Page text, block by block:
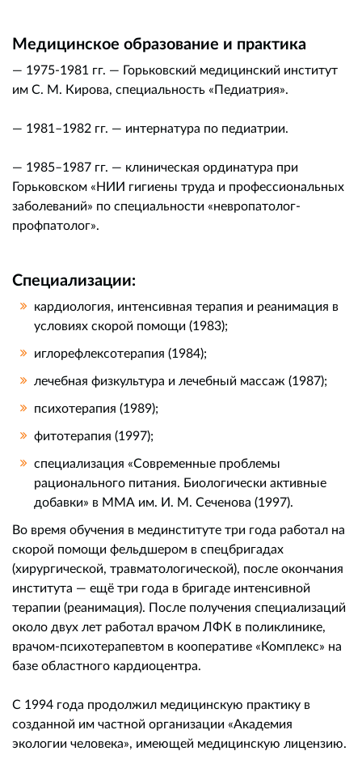
Медицинское образование и практика
— 1975-1981 гг. — Горьковский медицинский институт
им С. М. Кирова, специальность «Педиатрия».
— 1981–1982 гг. — интернатура по педиатрии.
— 1985–1987 гг. — клиническая ординатура при
Горьковском «НИИ гигиены труда и профессиональных
заболеваний» по специальности «невропатолог-
профпатолог».
Специализации:
кардиология, интенсивная терапия и реанимация в
условиях скорой помощи (1983);
иглорефлексотерапия (1984);
лечебная физкультура и лечебный массаж (1987);
психотерапия (1989);
фитотерапия (1997);
специализация «Современные проблемы
рационального питания. Биологически активные
добавки» в ММА им. И. М. Сеченова (1997).
Во время обучения в мединституте три года работал на
скорой помощи фельдшером в спецбригадах
(хирургической, травматологической), после окончания
института — ещё три года в бригаде интенсивной
терапии (реанимация). После получения специализаций
около двух лет работал врачом ЛФК в поликлинике,
врачом-психотерапевтом в кооперативе «Комплекс» на
базе областного кардиоцентра.
С 1994 года продолжил медицинскую практику в
созданной им частной организации «Академия
экологии человека», имеющей медицинскую лицензию.